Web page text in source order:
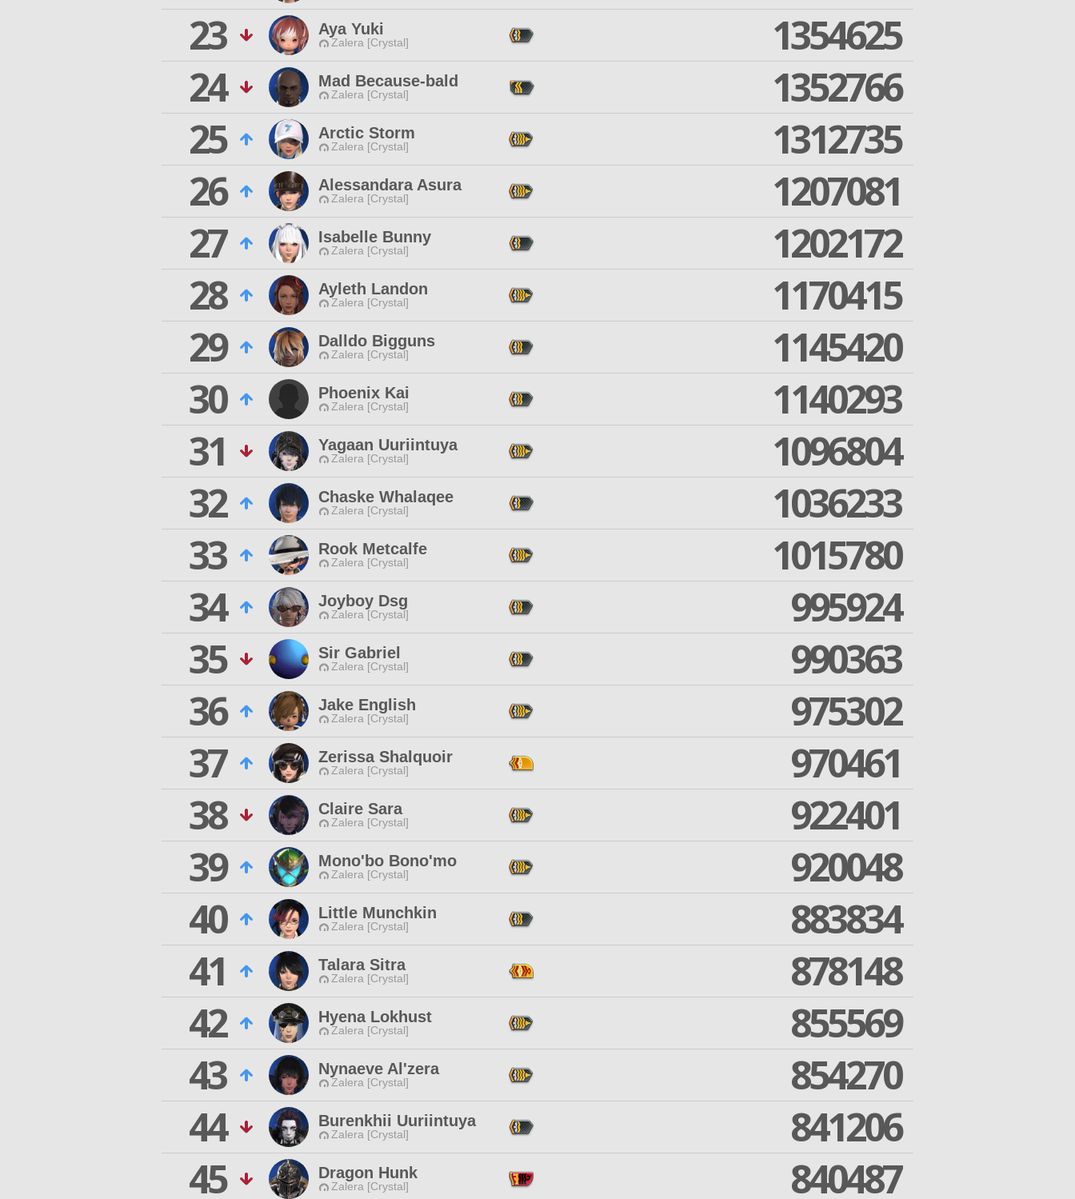
23
Aya Yuki
Zalera [Crystal]
1354625
24
Mad Because-bald
Zalera [Crystal]
1352766
25
Arctic Storm
Zalera [Crystal]
1312735
26
Alessandara Asura
Zalera [Crystal]
1207081
27
Isabelle Bunny
Zalera [Crystal]
1202172
28
Ayleth Landon
Zalera [Crystal]
1170415
29
Dalldo Bigguns
Zalera [Crystal]
1145420
30
Phoenix Kai
Zalera [Crystal]
1140293
31
Yagaan Uuriintuya
Zalera [Crystal]
1096804
32
Chaske Whalaqee
Zalera [Crystal]
1036233
33
Rook Metcalfe
Zalera [Crystal]
1015780
34
Joyboy Dsg
Zalera [Crystal]
995924
35
Sir Gabriel
Zalera [Crystal]
990363
36
Jake English
Zalera [Crystal]
975302
37
Zerissa Shalquoir
Zalera [Crystal]
970461
38
Claire Sara
Zalera [Crystal]
922401
39
Mono'bo Bono'mo
Zalera [Crystal]
920048
40
Little Munchkin
Zalera [Crystal]
883834
41
Talara Sitra
Zalera [Crystal]
878148
42
Hyena Lokhust
Zalera [Crystal]
855569
43
Nynaeve Al'zera
Zalera [Crystal]
854270
44
Burenkhii Uuriintuya
Zalera [Crystal]
841206
45
Dragon Hunk
Zalera [Crystal] 840487